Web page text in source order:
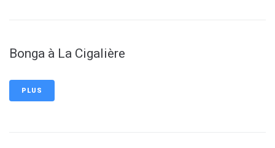
Bonga à La Cigalière
PLUS